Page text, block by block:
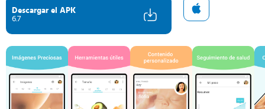
Descargar el APK
6.7